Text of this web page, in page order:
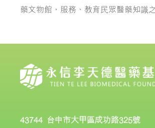
藥文物館，服務、教育民眾醫藥知識
43744 台中市大甲區成功路325號